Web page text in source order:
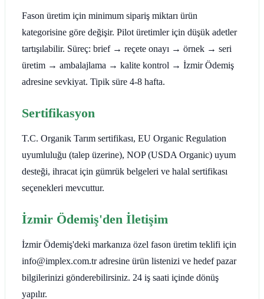
Fason üretim için minimum sipariş miktarı ürün
kategorisine göre değişir. Pilot üretimler için düşük adetler
tartışılabilir. Süreç: brief → reçete onayı → örnek → seri
üretim → ambalajlama → kalite kontrol → İzmir Ödemiş
adresine sevkiyat. Tipik süre 4-8 hafta.
Sertifikasyon
T.C. Organik Tarım sertifikası, EU Organic Regulation
uyumluluğu (talep üzerine), NOP (USDA Organic) uyum
desteği, ihracat için gümrük belgeleri ve halal sertifikası
seçenekleri mevcuttur.
İzmir Ödemiş'den İletişim
İzmir Ödemiş'deki markanıza özel fason üretim teklifi için
info@implex.com.tr adresine ürün listenizi ve hedef pazar
bilgilerinizi gönderebilirsiniz. 24 iş saati içinde dönüş
yapılır.